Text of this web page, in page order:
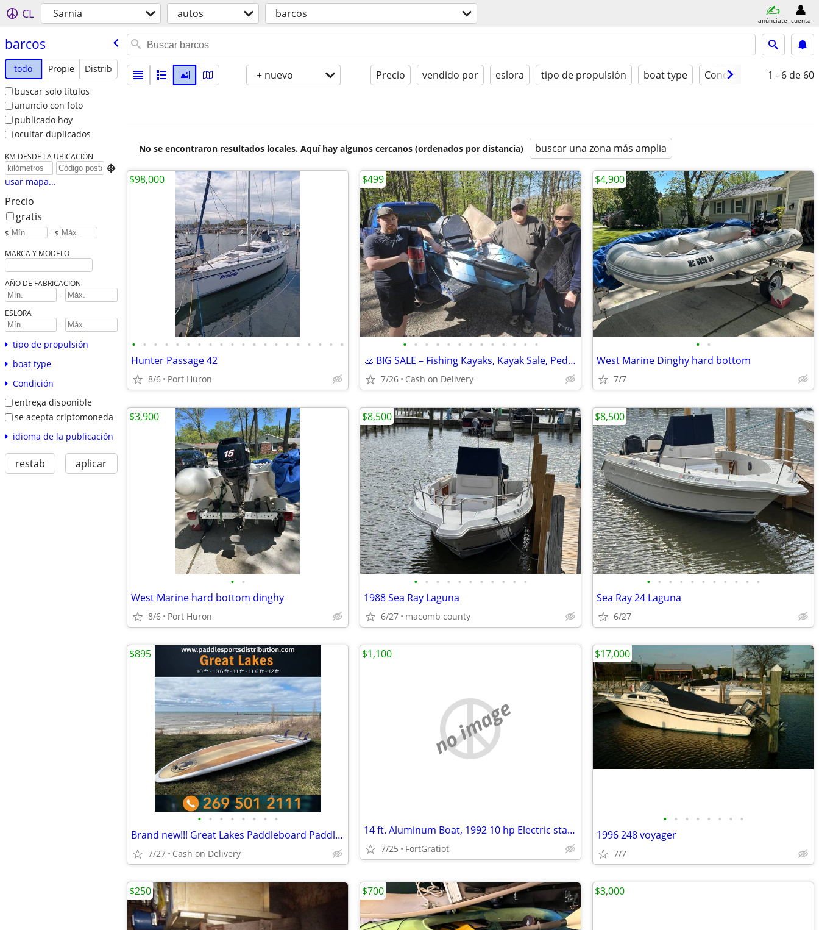
CL Sarnia autos barcos anúnciate cuenta
barcos
todo Propie
Distrib
buscar solo títulos
anuncio con foto
publicado hoy
ocultar duplicados
KM DESDE LA UBICACIÓN

usar mapa...
Precio
gratis
$ – $
MARCA Y MODELO
AÑO DE FABRICACIÓN
-
ESLORA
-
tipo de propulsión
boat type
Condición
entrega disponible
se acepta criptomoneda
idioma de la publicación
restab aplicar
+ nuevo Precio vendido por eslora tipo de propulsión boat type Condición 1 - 6 de 60
No se encontraron resultados locales. Aquí hay algunos cercanos (ordenados por distancia) buscar una zona más amplia
• • • • • • • • • • • • • • • • • • • •
Hunter Passage 42
8/6 Port Huron
$98,000
• • • • • • • • • • • • •
🚣 BIG SALE – Fishing Kayaks, Kayak Sale, Pedal Kayaks, Tandem Kayaks
7/26 Cash on Delivery
$499
• •
West Marine Dinghy hard bottom
7/7
$4,900
• •
West Marine hard bottom dinghy
8/6 Port Huron
$3,900
• • • • • • • • • • •
1988 Sea Ray Laguna
6/27 macomb county
$8,500
• • • • • • • • • • •
Sea Ray 24 Laguna
6/27
$8,500
• • • • • • • •
Brand new!!! Great Lakes Paddleboard Paddleboards SUP - Home Delivery
7/27 Cash on Delivery
$895
no image
14 ft. Aluminum Boat, 1992 10 hp Electric start Johnson- BEST OFFER!
7/25 FortGratiot
$1,100
• • • • • • • •
1996 248 voyager
7/7
$17,000
$250 $700 $3,000